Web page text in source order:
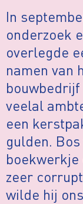
In
onderzoek
overlegde
namen van
bouwbedrijf
veelal
een
gulden.
boekwerkje
zeer
wilde hij